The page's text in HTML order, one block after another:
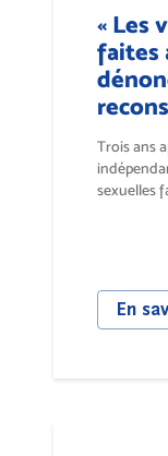
« Les
faites
Trois ans
sexuelles
En